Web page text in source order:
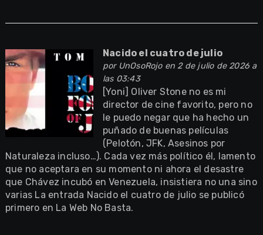
Nacido el cuatro de julio
por UnOsoRojoen 2 de julio de 2026 a
las 03:43
[Yoni] Oliver Stone no es mi
director de cine favorito, pero no
le puedo negar que ha hecho un
puñado de buenas películas
(Pelotón, JFK, Asesinos por
Naturaleza incluso…). Cada vez más político él, lamento
que no aceptara en su momento ni ahora el desastre
que Chávez incubó en Venezuela, insistiera no una sino
varias La entrada Nacido el cuatro de julio se publicó
primero en La Web No Basta.